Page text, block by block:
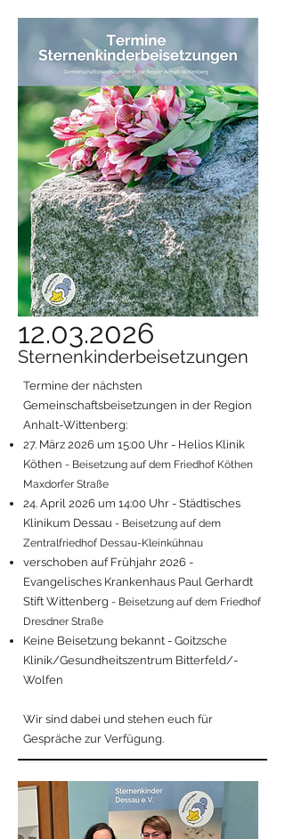
12.03.2026
Sternenkinderbeisetzungen
Termine der nächsten
Gemeinschaftsbeisetzungen in der Region
Anhalt-Wittenberg:
27. März 2026 um 15:00 Uhr - Helios Klinik
Köthen - Beisetzung auf dem Friedhof Köthen
Maxdorfer Straße
24. April 2026 um 14:00 Uhr - Städtisches
Klinikum Dessau - Beisetzung auf dem
Zentralfriedhof Dessau-Kleinkühnau
verschoben auf Frühjahr 2026 -
Evangelisches Krankenhaus Paul Gerhardt
Stift Wittenberg - Beisetzung auf dem Friedhof
Dresdner Straße
Keine Beisetzung bekannt - Goitzsche
Klinik/Gesundheitszentrum Bitterfeld/­
Wolfen
Wir sind dabei und stehen euch für
Gespräche zur Verfügung.